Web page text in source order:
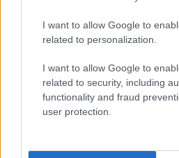
I want to allow Google to
related to personalization.
I want to allow Google to
related to security, including
functionality and fraud
user protection.
tapasztalnak a pilóták
jelentkező, hirtelen
ráadásul nem kezelhető